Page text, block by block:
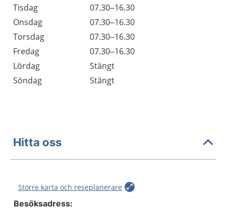
Tisdag
07.30–16.30
Onsdag
07.30–16.30
Torsdag
07.30–16.30
Fredag
07.30–16.30
Lördag
Stängt
Söndag
Stängt
Hitta oss
Större karta och reseplanerare
Besöksadress: